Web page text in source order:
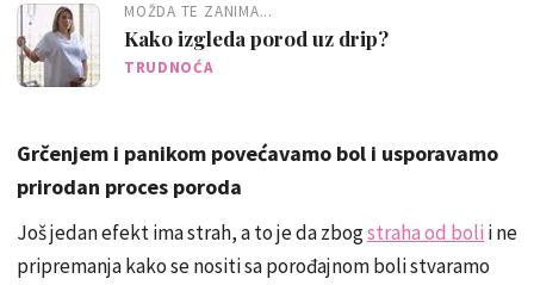
MOŽDA TE ZANIMA...
Kako izgleda porod uz drip?
TRUDNOĆA
Grčenjem i panikom povećavamo bol i usporavamo
prirodan proces poroda
Još jedan efekt ima strah, a to je da zbogstraha od boli i ne
pripremanja kako se nositi sa porođajnom boli stvaramo